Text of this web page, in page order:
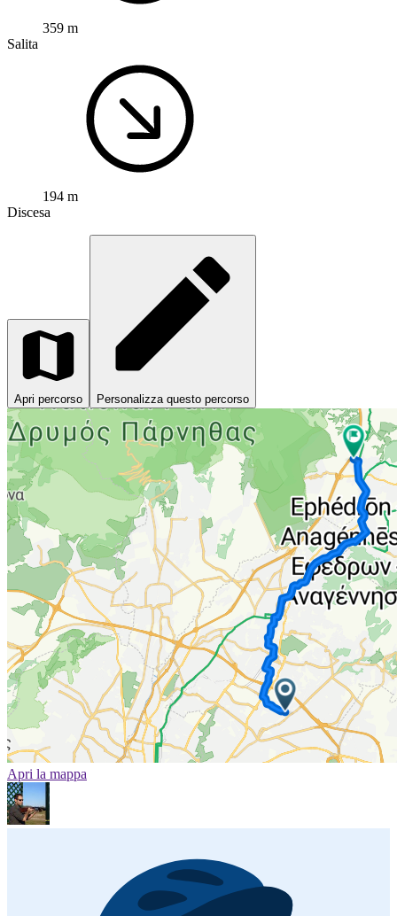
359 m
Salita
194 m
Discesa
Apri percorso Personalizza questo percorso
Apri la mappa